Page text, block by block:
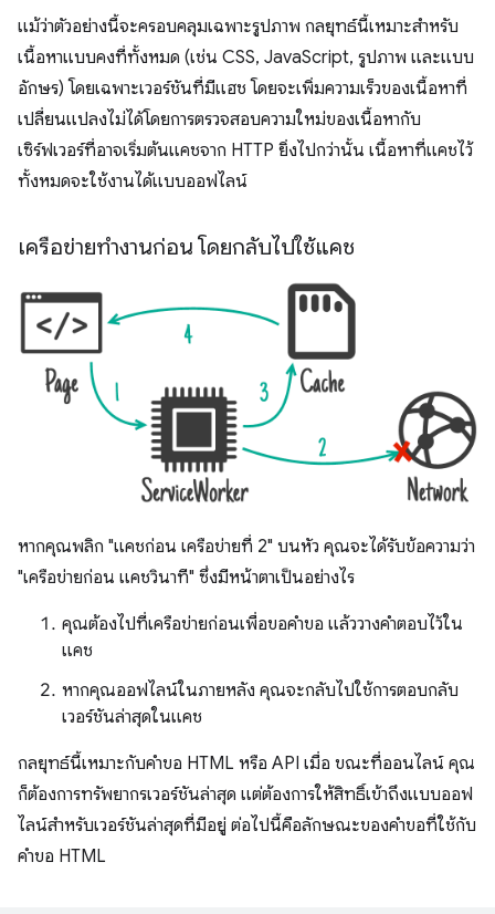
แม้ว่าตัวอย่างนี้จะครอบคลุมเฉพาะรูปภาพ กลยุทธ์นี้เหมาะสำหรับ
เนื้อหาแบบคงที่ทั้งหมด (เช่น CSS, JavaScript, รูปภาพ และแบบ
อักษร) โดยเฉพาะเวอร์ชันที่มีแฮช โดยจะเพิ่มความเร็วของเนื้อหาที่
เปลี่ยนแปลงไม่ได้โดยการตรวจสอบความใหม่ของเนื้อหากับ
เซิร์ฟเวอร์ที่อาจเริ่มต้นแคชจาก HTTP ยิ่งไปกว่านั้น เนื้อหาที่แคชไว้
ทั้งหมดจะใช้งานได้แบบออฟไลน์
เครือข่ายทำงานก่อน โดยกลับไปใช้แคช
หากคุณพลิก "แคชก่อน เครือข่ายที่ 2" บนหัว คุณจะได้รับข้อความว่า
"เครือข่ายก่อน แคชวินาที" ซึ่งมีหน้าตาเป็นอย่างไร
คุณต้องไปที่เครือข่ายก่อนเพื่อขอคำขอ แล้ววางคำตอบไว้ใน
แคช
หากคุณออฟไลน์ในภายหลัง คุณจะกลับไปใช้การตอบกลับ
เวอร์ชันล่าสุดในแคช
กลยุทธ์นี้เหมาะกับคำขอ HTML หรือ API เมื่อ ขณะที่ออนไลน์ คุณ
ก็ต้องการทรัพยากรเวอร์ชันล่าสุด แต่ต้องการให้สิทธิ์เข้าถึงแบบออฟ
ไลน์สำหรับเวอร์ชันล่าสุดที่มีอยู่ ต่อไปนี้คือลักษณะของคำขอที่ใช้กับ
คำขอ HTML